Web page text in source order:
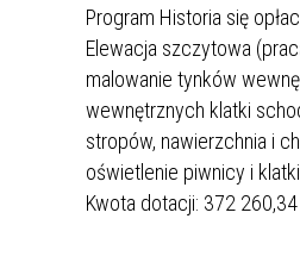
Program Historia się
Elewacja szczytowa
malowanie tynków
wewnętrznych klatki
stropów, nawierzchnia i
oświetlenie piwnicy i
Kwota dotacji: 372 260,34